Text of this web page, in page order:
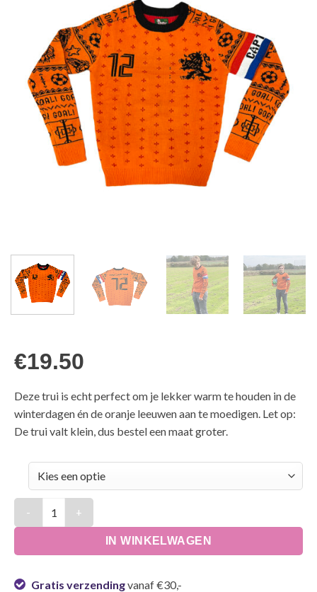
€19.50
Deze trui is echt perfect om je lekker warm te houden in de
winterdagen én de oranje leeuwen aan te moedigen. Let op:
De trui valt klein, dus bestel een maat groter.
IN WINKELWAGEN
Gratis verzendingvanaf €30,-